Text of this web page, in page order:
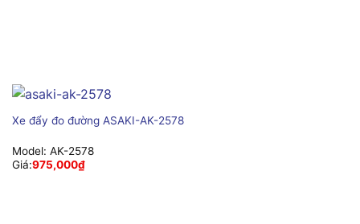
Xe đẩy đo đường ASAKI-AK-2578
Model: AK-2578
Giá:975,000₫